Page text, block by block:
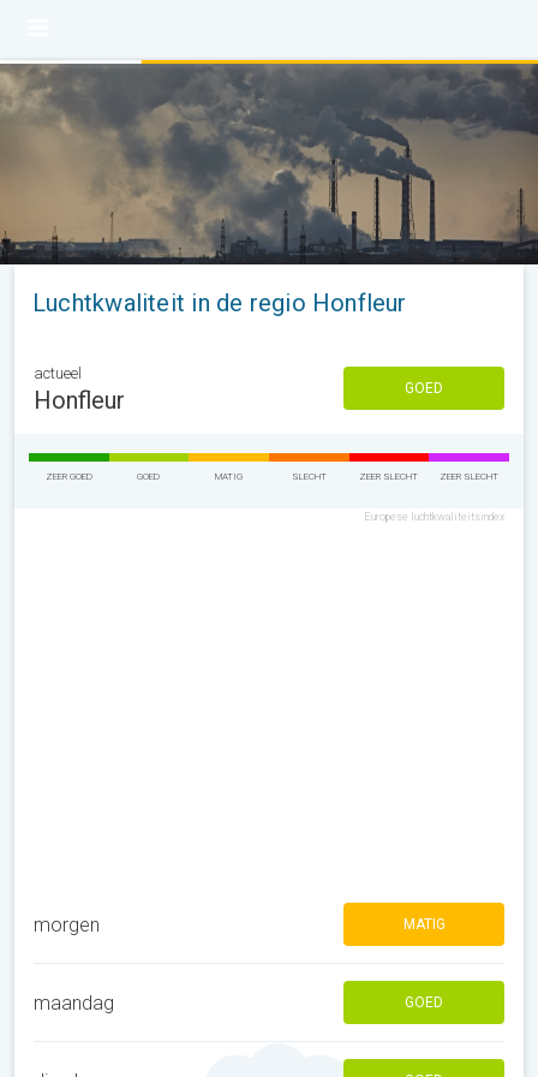
Luchtkwaliteit in de regio Honfleur
actueel
Honfleur GOED
ZEER GOED GOED MATIG SLECHT ZEER SLECHT ZEER SLECHT
Europese luchtkwaliteitsindex
morgen MATIG
maandag GOED